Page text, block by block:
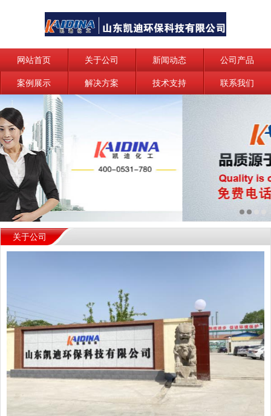
网站首页 关于公司 新闻动态 公司产品
案例展示 解决方案 技术支持 联系我们
关于公司